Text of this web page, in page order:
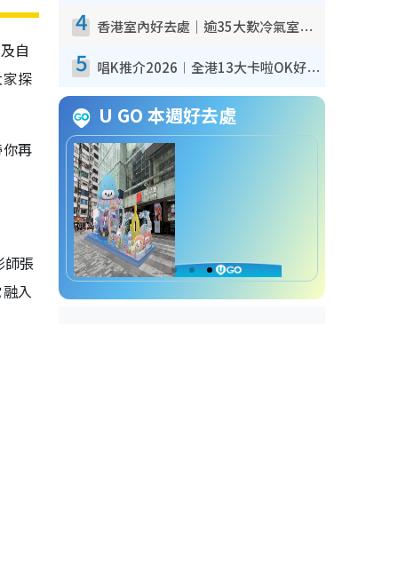
自
探
再
師張
入
4 香港室內好去處｜逾35大歎冷氣室內好去處推介 室內活動免費避雨無懼落雨
5 唱K推介2026︱全港13大卡啦OK好去處！最平$36起 日文K都有！(附地址+收費詳情)
U GO 本週好去處